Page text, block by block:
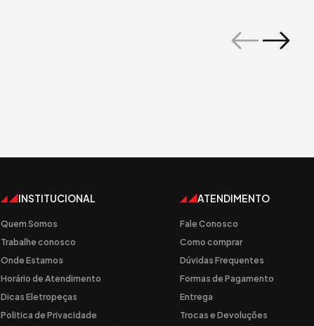
INSTITUCIONAL
Quem Somos
Trabalhe conosco
Onde Estamos
Horário de Atendimento
Dicas Eletropeças
Politica de Privacidade
ATENDIMENTO
Fale Conosco
Como comprar
Dúvidas Frequentes
Formas de Pagamento
Entrega
Trocas e Devoluções